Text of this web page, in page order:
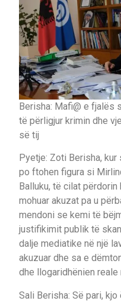
Berisha: Mafi@ e fjalës
të përligjur krimin dhe
së tij
Pyetje: Zoti Berisha,
po ftohen figura si
Balluku, të cilat
mohuar akuzat pa u
mendoni se kemi të
justifikimit publik të
dalje mediatike në një
akuzuar dhe sa e
dhe llogaridhënien reale
Sali Berisha: Së pari,